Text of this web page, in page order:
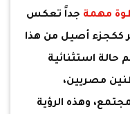
مهمة جداً تعكس
ككجزء أصيل من هذا
حالة استثنائية
مصريين،
وهذه الرؤية